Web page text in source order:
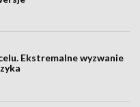
Ekstremalne wyzwanie